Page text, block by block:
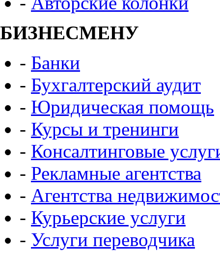
БИЗНЕСМЕНУ
- Банки
- Бухгалтерский аудит
- Юридическая помощь
- Курсы и тренинги
- Консалтинговые
- Рекламные агентства
- Агентства
- Курьерские услуги
- Услуги переводчика